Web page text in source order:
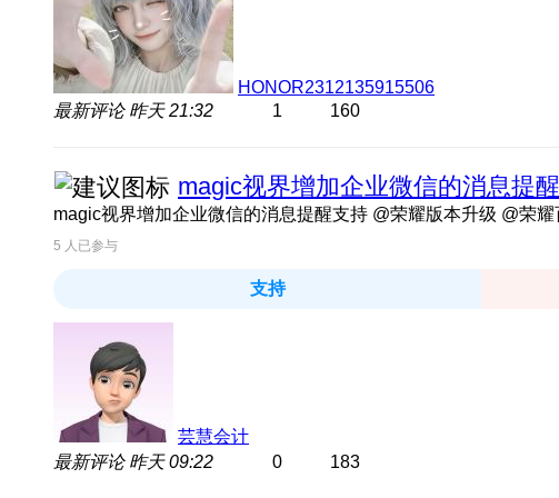
HONOR2312135915506
最新评论 昨天 21:32 1 160
magic视界增加企业微信的消息提
magic视界增加企业微信的消息提醒支持 @荣耀版本升级 @荣
5 人已参与
支持
芸慧会计
最新评论 昨天 09:22 0 183